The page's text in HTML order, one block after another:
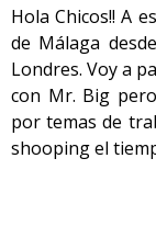
Hola Chicos!! A
de Málaga
Londres. Voy a
con Mr. Big
por temas de
shooping el